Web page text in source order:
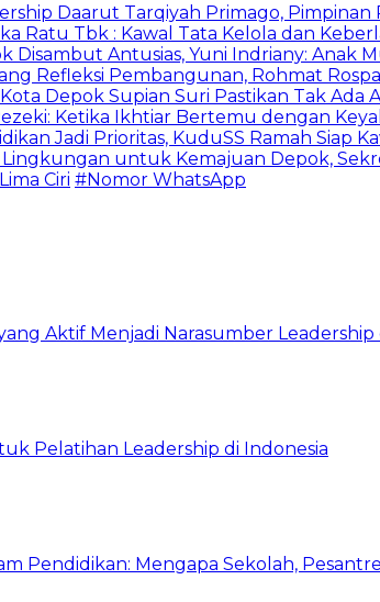
Daarut Tarqiyah Primago,
Ratu Tbk : Kawal Tata Kelola dan
Disambut Antusias, Yuni Indriany: Anak
Refleksi Pembangunan, Rohmat
Depok Supian Suri Pastikan Tak Ada
Ketika Ikhtiar Bertemu dengan
Jadi Prioritas, KuduSS Ramah Siap
Lingkungan untuk Kemajuan Depok,
Ciri #Nomor WhatsApp
Aktif Menjadi Narasumber Leadership
Pelatihan Leadership di Indonesia
Pendidikan: Mengapa Sekolah,